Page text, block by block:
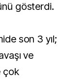
gösterdi.
son 3 yıl;
ve
çok